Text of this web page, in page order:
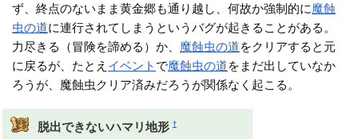
ず、終点のないまま黄金郷も通り越し、何故か強制的に魔蝕
虫の道に連行されてしまうというバグが起きることがある。
力尽きる（冒険を諦める）か、 魔蝕虫の道をクリアすると元
に戻るが、たとえ イベント で魔蝕虫の道をまだ出していなか
ろうが、魔蝕虫クリア済みだろうが関係なく起こる。
脱出できないハマリ地形 †